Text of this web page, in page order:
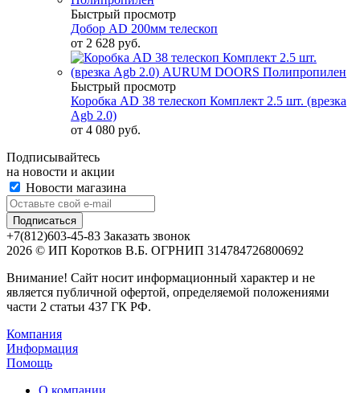
Быстрый просмотр
Добор AD 200мм телескоп
от 2 628 руб.
Быстрый просмотр
Коробка AD 38 телескоп Комплект 2.5 шт. (врезка
Agb 2.0)
от 4 080 руб.
Подписывайтесь
на новости и акции
Новости магазина
+7(812)603-45-83 Заказать звонок
2026 © ИП Коротков В.Б. ОГРНИП 314784726800692
Внимание! Сайт носит информационный характер и не
является публичной офертой, определяемой положениями
части 2 статьи 437 ГК РФ.
Компания
Информация
Помощь
О компании